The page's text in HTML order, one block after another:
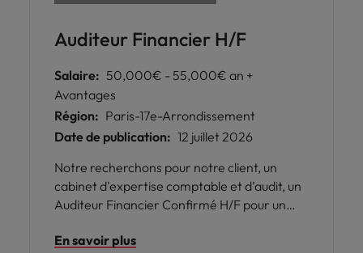
Auditeur Financier H/F
Salaire: 50,000€ - 55,000€ an +
Avantages
Région: Paris-17e-Arrondissement
Date de publication: 12 juillet 2026
Notre recherchons pour notre client, un
cabinet d'expertise comptable et d’audit, un
Auditeur Financier Confirmé H/F pour un
arrondissement de Paris.
En savoir plus